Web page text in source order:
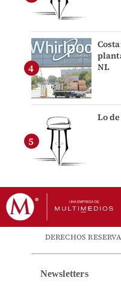
NL
Lo
DERECHOS
Newsletters